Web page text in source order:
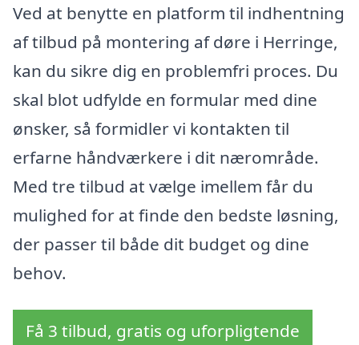
Ved at benytte en platform til indhentning
af tilbud på montering af døre i Herringe,
kan du sikre dig en problemfri proces. Du
skal blot udfylde en formular med dine
ønsker, så formidler vi kontakten til
erfarne håndværkere i dit nærområde.
Med tre tilbud at vælge imellem får du
mulighed for at finde den bedste løsning,
der passer til både dit budget og dine
behov.
Få 3 tilbud, gratis og uforpligtende